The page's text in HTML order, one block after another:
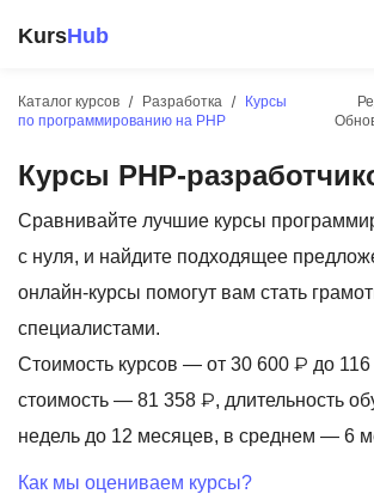
KursHub
Каталог курсов Разработка
Курсы
по программированию на PHP
Курсы PHP-
Сравнивайте лучшие курсы
с нуля, и найдите подходящее
онлайн-курсы помогут вам стать
специалистами.
Стоимость курсов — от 30 600 ₽ до
стоимость — 81 358 ₽, длительность
недель до 12 месяцев, в среднем — 6
Как мы оцениваем курсы?
Разработка
Маркетинг
Аналитика